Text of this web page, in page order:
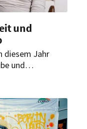
und
diesem Jahr
und